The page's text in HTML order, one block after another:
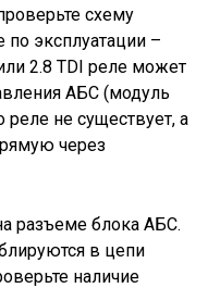
схему
по эксплуатации –
2.8 TDI реле может
АБС (модуль
реле не существует, а
через
разъеме блока АБС.
в цепи
наличие